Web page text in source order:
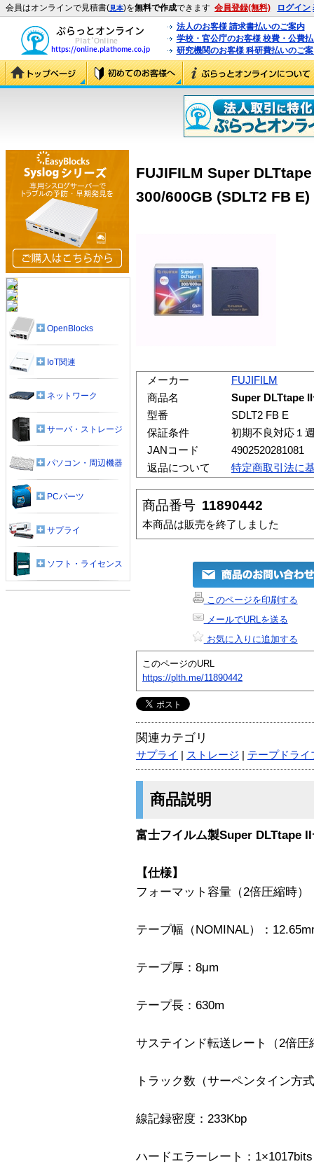
会員はオンラインで見積書(見本)を無料で作成できます 会員登録(無料) ログイン
法人のお客様 請求書払いのご案内
学校・官公庁のお客様 校費・公費
研究機関のお客様 科研費払いのご
FUJIFILM Super
300/600GB (SDLT2 FB E)
メーカー
FUJIFILM
商品名
Super DLTtape
型番
SDLT2 FB E
保証条件
初期不良対応１
JANコード
4902520281081
返品について
特定商取引法に
商品番号 11890442
本商品は販売を終了しました
このページを印刷する
メールでURLを送る
お気に入りに追加する
このページのURL
https://plth.me/11890442
関連カテゴリ
サプライ ストレージ テープドライ
商品説明
富士フイルム製Super DLTtape
【仕様】
フォーマット容量（2倍圧縮時）
テープ幅（NOMINAL）：
テープ厚：8μm
テープ長：630m
サステインド転送レート（2倍圧
トラック数（サーペンタイン方
線記録密度：233Kbp
ハードエラーレート：
OpenBlocks
IoT関連
ネットワーク
サーバ・ストレージ
パソコン・周辺機器
PCパーツ
サプライ
ソフト・ライセンス